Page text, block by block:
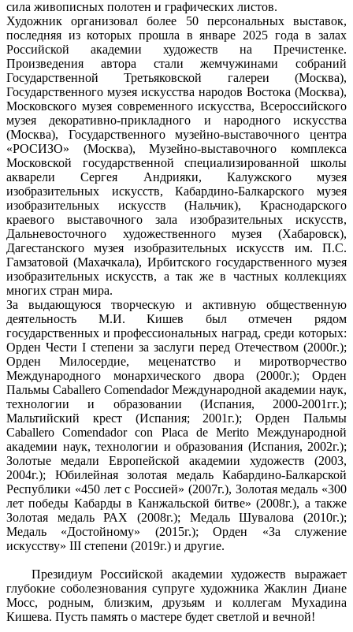
сила живописных полотен и графических листов.
Художник организовал более 50 персональных выставок,
последняя из которых прошла в январе 2025 года в залах
Российской академии художеств на Пречистенке.
Произведения автора стали жемчужинами собраний
Государственной Третьяковской галереи (Москва),
Государственного музея искусства народов Востока (Москва),
Московского музея современного искусства, Всероссийского
музея декоративно-прикладного и народного искусства
(Москва), Государственного музейно-выставочного центра
«РОСИЗО» (Москва), Музейно-выставочного комплекса
Московской государственной специализированной школы
акварели Сергея Андрияки, Калужского музея
изобразительных искусств, Кабардино-Балкарского музея
изобразительных искусств (Нальчик), Краснодарского
краевого выставочного зала изобразительных искусств,
Дальневосточного художественного музея (Хабаровск),
Дагестанского музея изобразительных искусств им. П.С.
Гамзатовой (Махачкала), Ирбитского государственного музея
изобразительных искусств, а так же в частных коллекциях
многих стран мира.
За выдающуюся творческую и активную общественную
деятельность М.И. Кишев был отмечен рядом
государственных и профессиональных наград, среди которых:
Орден Чести I степени за заслуги перед Отечеством (2000г.);
Орден Милосердие, меценатство и миротворчество
Международного монархического двора (2000г.); Орден
Пальмы Caballero Comendador Международной академии наук,
технологии и образовании (Испания, 2000-2001гг.);
Мальтийский крест (Испания; 2001г.); Орден Пальмы
Caballero Comendador con Placa de Merito Международной
академии наук, технологии и образования (Испания, 2002г.);
Золотые медали Европейской академии художеств (2003,
2004г.); Юбилейная золотая медаль Кабардино-Балкарской
Республики «450 лет с Россией» (2007г.), Золотая медаль «300
лет победы Кабарды в Канжальской битве» (2008г.), а также
Золотая медаль РАХ (2008г.); Медаль Шувалова (2010г.);
Медаль «Достойному» (2015г.); Орден «За служение
искусству» III степени (2019г.) и другие.
Президиум Российской академии художеств выражает
глубокие соболезнования супруге художника Жаклин Диане
Мосс, родным, близким, друзьям и коллегам Мухадина
Кишева. Пусть память о мастере будет светлой и вечной!